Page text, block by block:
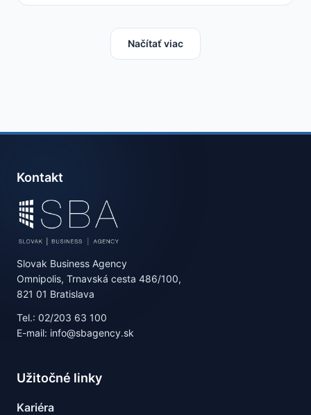
Načítať viac
Kontakt
Slovak Business Agency
Omnipolis, Trnavská cesta 486/100,
821 01 Bratislava
Tel.: 02/203 63 100
E-mail: info@sbagency.sk
Užitočné linky
Kariéra